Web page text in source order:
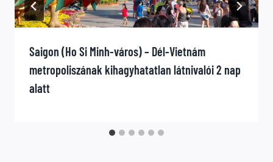
Saigon (Ho Si Minh-város) – Dél-Vietnám
metropoliszának kihagyhatatlan látnivalói 2 nap
alatt